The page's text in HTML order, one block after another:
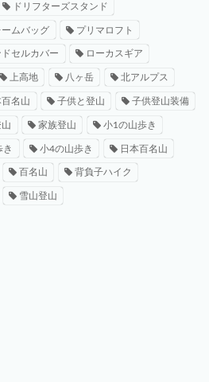
ドリフターズスタンド
ームバッグ プリマロフト
ドセルカバー ローカスギア
上高地 八ヶ岳 北アルプス
名山 子供と登山 子供登山装備
家族登山 小1の山歩き
き 小4の山歩き 日本百名山
百名山 背負子ハイク
雪山登山